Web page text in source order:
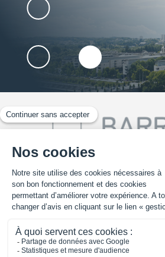
02 41 25 30
TROUVER UN